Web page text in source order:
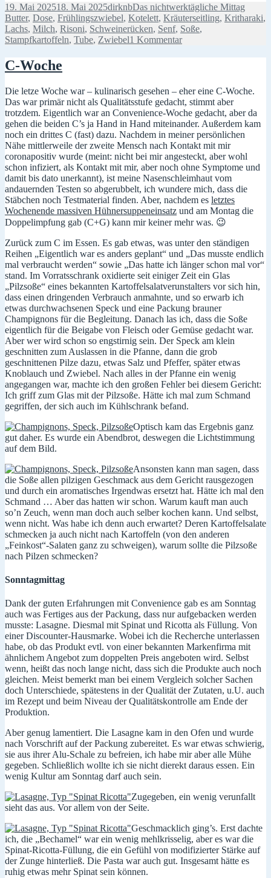
Veröffentlicht
am
19. Mai 202518. Mai 2025Autor
dirknbKategorien
Das nichtwerktägliche Mittag
Butter, Dose, Frühlingszwiebel, Kotelett, Kräuterseitling, Kritharaki,
Lachs, Milch, Risoni, Schweinerücken, Senf, Soße,
Stampfkartoffeln, Tube, Zwiebel1 Kommentarzu
Kräuter/seitlings/
C-Woche
Die letze Woche war – kulinarisch gesehen – eher eine C-Woche.
Das war primär nicht als Qualitätsstufe gedacht, stimmt aber
trotzdem. Eigentlich war an Convenience-Woche gedacht, aber da
gehen die beiden C’s ja Hand in Hand miteinander. Außerdem kam
noch ein drittes C (fast) dazu. Nachdem in meiner persönlichen
Nähe mittlerweile der zweite Mensch nach Kontakt mit mir
coronapositiv wurde (meint: nicht bei mir angesteckt, aber wohl
schon infiziert, als Kontakt mit mir, aber noch ohne Symptome und
damit bis dato unerkannt), ist meine Nasenschleimhaut vom
andauernden Testen so abgerubbelt, ich wundere mich, dass die
Stäbchen noch Testmaterial finden. Aber, nachdem es letztes
Wochenende massiven Hühnersuppeneinsatz und am Montag die
Doppelimpfung gab (C+G) kann mir keiner mehr was. 😉
Zurück zum C im Essen. Es gab etwas, was unter den ständigen
Reihen „Eigentlich war es anders geplant“ und „Das musste endlich
mal verbraucht werden“ sowie „Das hatte ich länger schon mal vor“
stand. Im Vorratsschrank oxidierte seit einiger Zeit ein Glas
„Pilzsoße“ eines bekannten Kartoffelsalatverunstalters vor sich hin,
dass einen dringenden Verbrauch anmahnte, und so erwarb ich
etwas durchwachsenen Speck und eine Packung brauner
Champignons für die Begleitung. Danach las ich, dass die Soße
eigentlich für die Beigabe von Fleisch oder Gemüse gedacht war.
Aber wer wird schon so engstirnig sein. Der Speck am klein
geschnitten zum Auslassen in die Pfanne, dann die grob
geschnittenen Pilze dazu, etwas Salz und Pfeffer, später etwas
Knoblauch und Zwiebel. Nach alles in der Pfanne ein wenig
angegangen war, machte ich den großen Fehler bei diesem Gericht:
Ich griff zum Glas mit der Pilzsoße. Hätte ich mal zum Schmand
gegriffen, der sich auch im Kühlschrank befand.
Optisch kam das Ergebnis ganz
gut daher. Es wurde ein Abendbrot, deswegen die Lichtstimmung
auf dem Bild.
Ansonsten kann man sagen, dass
die Soße allen pilzigen Geschmack aus dem Gericht rausgezogen
und durch ein aromatisches Irgendwas ersetzt hat. Hätte ich mal den
Schmand … Aber das hatten wir schon. Warum kauft man auch
so’n Zeuch, wenn man doch auch selber kochen kann. Und selbst,
wenn nicht. Was habe ich denn auch erwartet? Deren Kartoffelsalate
schmecken ja auch nicht nach Kartoffeln (von den anderen
„Feinkost“-Salaten ganz zu schweigen), warum sollte die Pilzsoße
nach Pilzen schmecken?
Sonntagmittag
Dank der guten Erfahrungen mit Convenience gab es am Sonntag
auch was Fertiges aus der Packung, dass nur aufgebacken werden
musste: Lasagne. Diesmal mit Spinat und Ricotta als Füllung. Von
einer Discounter-Hausmarke. Wobei ich die Recherche unterlassen
habe, ob das Produkt evtl. von einer bekannten Markenfirma mit
ähnlichem Angebot zum doppelten Preis angeboten wird. Selbst
wenn, heißt das noch lange nicht, dass sich die Produkte auch noch
gleichen. Meist bemerkt man bei einem Vergleich solcher Sachen
doch Unterschiede, spätestens in der Qualität der Zutaten, u.U. auch
im Rezept und beim Niveau der Qualitätskontrolle am Ende der
Produktion.
Aber genug lamentiert. Die Lasagne kam in den Ofen und wurde
nach Vorschrift auf der Packung zubereitet. Es war etwas schwierig,
sie aus ihrer Alu-Schale zu befreien, ich habe mir aber alle Mühe
gegeben. Schließlich wollte ich sie nicht dierekt daraus essen. Ein
wenig Kultur am Sonntag darf auch sein.
Zugegeben, ein wenig verunfallt
sieht das aus. Vor allem von der Seite.
Geschmacklich ging’s. Erst dachte
ich, die „Bechamel“ war ein wenig mehlkrisselig, aber es war die
Spinat-Ricotta-Füllung, die ein Gefühl von modifizierter Stärke auf
der Zunge hinterließ. Die Pasta war auch gut. Insgesamt hätte es
ruhig etwas mehr Spinat sein können.